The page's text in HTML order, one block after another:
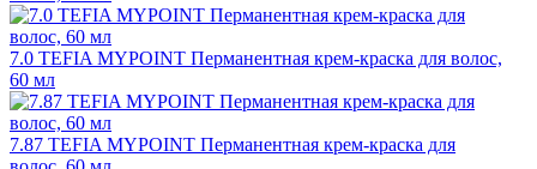
7.0 TEFIA MYPOINT Перманентная крем-краска для волос,
60 мл
7.87 TEFIA MYPOINT Перманентная крем-краска для